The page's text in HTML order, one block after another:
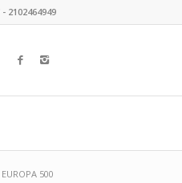
- 2102464949
EUROPA 500